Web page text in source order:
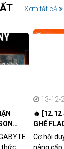
Xem tất cả
&
thức
13-12-
🔥 [12.12
GHẾ
CƠ XỊN
Cơ hội
nâng cấp